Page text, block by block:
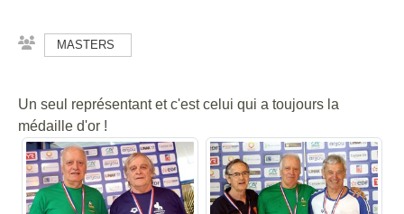
MASTERS
Un seul représentant et c'est celui qui a toujours la
médaille d'or !